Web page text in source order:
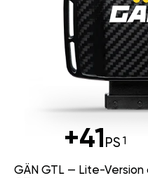
+41 PS
GÄN GTL — Lite-